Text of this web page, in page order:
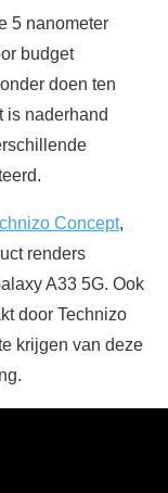
5 nanometer
budget
doen ten
is naderhand
Concept,
renders
A33 5G. Ook
door Technizo
krijgen van deze